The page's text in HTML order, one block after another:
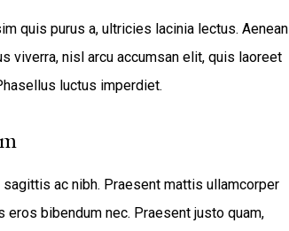
quis purus a, ultricies lacinia lectus. Aenean
viverra, nisl arcu accumsan elit, quis laoreet
luctus imperdiet.
sagittis ac nibh. Praesent mattis ullamcorper
bibendum nec. Praesent justo quam,